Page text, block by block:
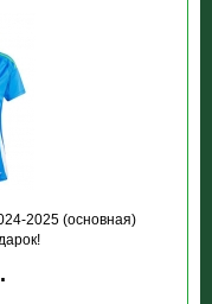
2025 (основная)